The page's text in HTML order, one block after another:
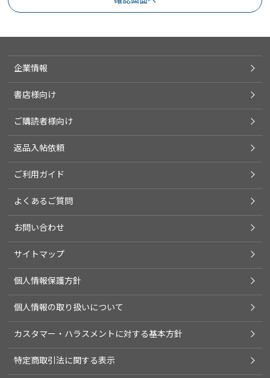
企業情報
書店様向け
ご購読者様向け
返品入帖依頼
ご利用ガイド
よくあるご質問
お問い合わせ
サイトマップ
個人情報保護方針
個人情報の取り扱いについて
カスタマー・ハラスメントに対する基本方針
特定商取引法に関する表示